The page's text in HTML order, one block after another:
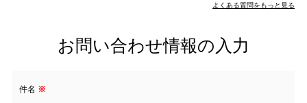
よくある質問をもっと見る
お問い合わせ情報の入力
件名 ※